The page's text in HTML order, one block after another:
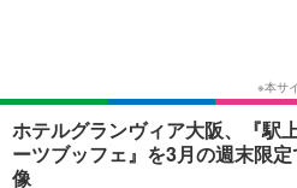
ショッピング
ホテルグランヴィア大阪、『駅
ーツブッフェ』を3月の週末限
像